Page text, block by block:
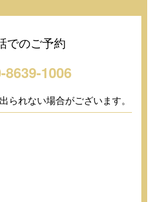
でのご予約
8639-1006
られない場合がございます。